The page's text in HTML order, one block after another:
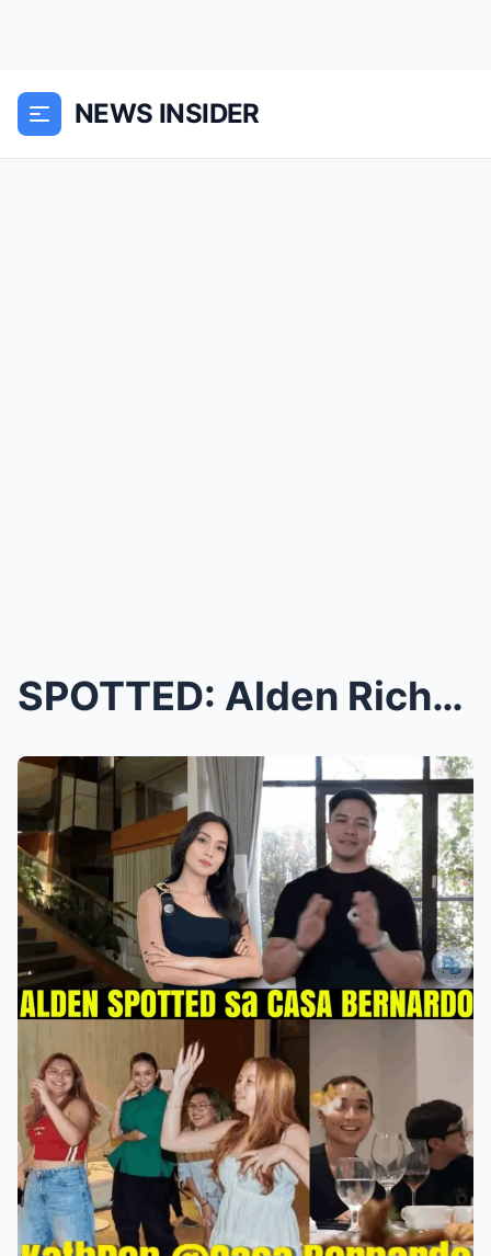
NEWS INSIDER
SPOTTED: Alden Richards Seen at Casa Bernardo with...